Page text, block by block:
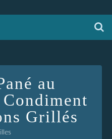
au
Grillés